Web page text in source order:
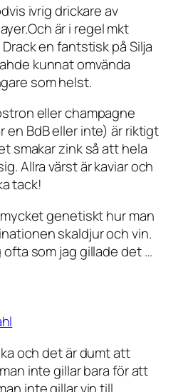
ivrig drickare av
är i regel mkt
en fantstisk på Silja
kunnat omvända
som helst.
eller champagne
en BdB eller inte) är riktigt
smakar zink så att hela
Allra värst är kaviar och
tack!
genetiskt hur man
skaldjur och vin.
som jag gillade det …
och det är dumt att
inte gillar bara för att
inte gillar vin till